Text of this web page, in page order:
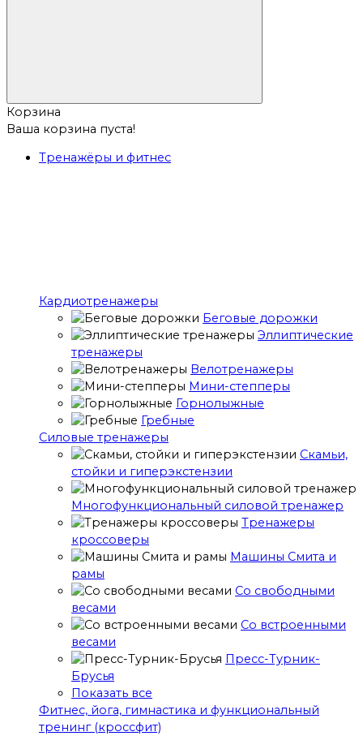
Корзина
Ваша корзина пуста!
Тренажёры и фитнес
Кардиотренажеры
Беговые дорожки
Эллиптические
тренажеры
Велотренажеры
Мини-степперы
Горнолыжные
Гребные
Cиловые тренажеры
Скамьи,
стойки и гиперэкстензии
Многофункциональный силовой тренажер
Тренажеры
кроссоверы
Машины Смита и
рамы
Со свободными
весами
Со встроенными
весами
Пресс-Турник-
Брусья
Показать все
Фитнес, йога, гимнастика и функциональный
тренинг (кроссфит)